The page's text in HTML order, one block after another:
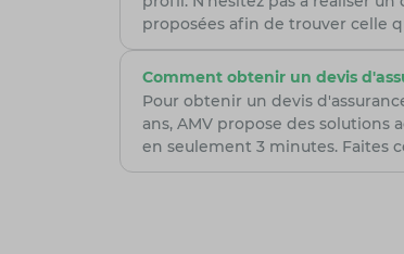
proposées afin de trouver celle
Comment obtenir un devis
Pour obtenir un devis
ans, AMV propose des
en seulement 3 minutes. Faites